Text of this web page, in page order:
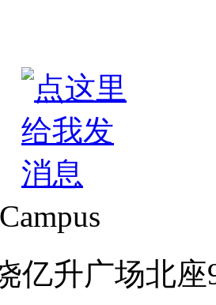
Campus
亿升广场北